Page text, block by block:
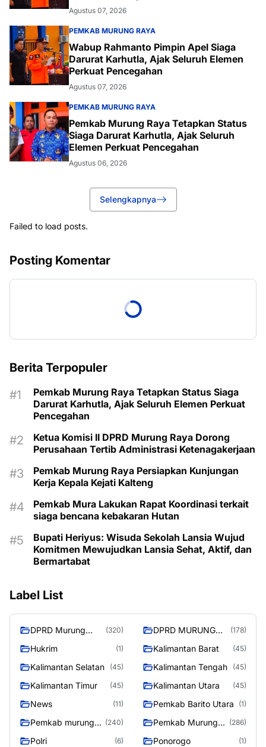
Agustus 07, 2026
PEMKAB MURUNG RAYA
Wabup Rahmanto Pimpin Apel Siaga
Darurat Karhutla, Ajak Seluruh Elemen
Perkuat Pencegahan
Agustus 07, 2026
PEMKAB MURUNG RAYA
Pemkab Murung Raya Tetapkan Status
Siaga Darurat Karhutla, Ajak Seluruh
Elemen Perkuat Pencegahan
Agustus 06, 2026
Selengkapnya
Failed to load posts.
Posting Komentar
Berita Terpopuler
Pemkab Murung Raya Tetapkan Status Siaga
Darurat Karhutla, Ajak Seluruh Elemen Perkuat
Pencegahan
Ketua Komisi II DPRD Murung Raya Dorong
Perusahaan Tertib Administrasi Ketenagakerjaan
Pemkab Murung Raya Persiapkan Kunjungan
Kerja Kepala Kejati Kalteng
Pemkab Mura Lakukan Rapat Koordinasi terkait
siaga bencana kebakaran Hutan
Bupati Heriyus: Wisuda Sekolah Lansia Wujud
Komitmen Mewujudkan Lansia Sehat, Aktif, dan
Bermartabat
Label List
DPRD Murung
(320)
DPRD MURUNG
(178)
Hukrim (1) Kalimantan Barat (45)
Kalimantan Selatan (45) Kalimantan Tengah (45)
Kalimantan Timur (45) Kalimantan Utara (45)
News (11) Pemkab Barito Utara (1)
Pemkab murung
(240)
Pemkab Murung
(286)
Polri (6) Ponorogo (1)